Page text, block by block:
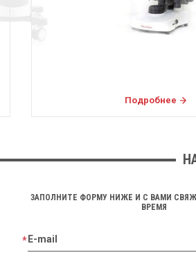
Подробнее
ЗАПОЛНИТЕ ФОРМУ НИЖЕ И С ВАМИ
ВРЕМЯ
E-mail